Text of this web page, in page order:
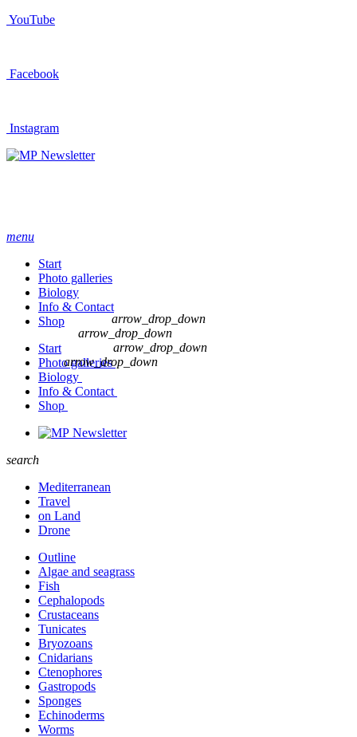
YouTube
Facebook
Instagram
Newsletter
menu
Start
Photo galleries
Biology
Info & Contact
Shop
Start
Photo galleries
arrow_drop_down
Biology
arrow_drop_down
Info & Contact
arrow_drop_down
Shop
arrow_drop_down
Newsletter
search
Mediterranean
Travel
on Land
Drone
Outline
Algae and seagrass
Fish
Cephalopods
Crustaceans
Tunicates
Bryozoans
Cnidarians
Ctenophores
Gastropods
Sponges
Echinoderms
Worms